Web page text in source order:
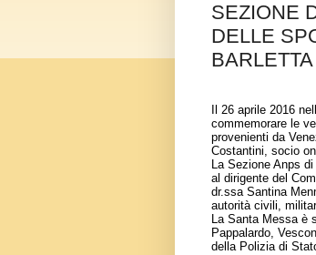
SEZIONE
DELLE
Il 26 aprile 2016
commemorare le
provenienti da
Costantini, socio
La Sezione Anps
al dirigente del
dr.ssa Santina
autorità civili,
La Santa Messa è
Pappalardo,
della Polizia di